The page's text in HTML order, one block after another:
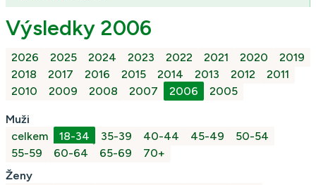
Kontakt
Výsledky 2006
2026 2025 2024 2023 2022 2021 2020
2019
2018
2017 2016 2015 2014 2013 2012
2011
2010
2009 2008 2007 2006 2005
Muži
celkem
18-34 35-39 40-44 45-49
50-54
55-59
60-64 65-69
70+
Ženy